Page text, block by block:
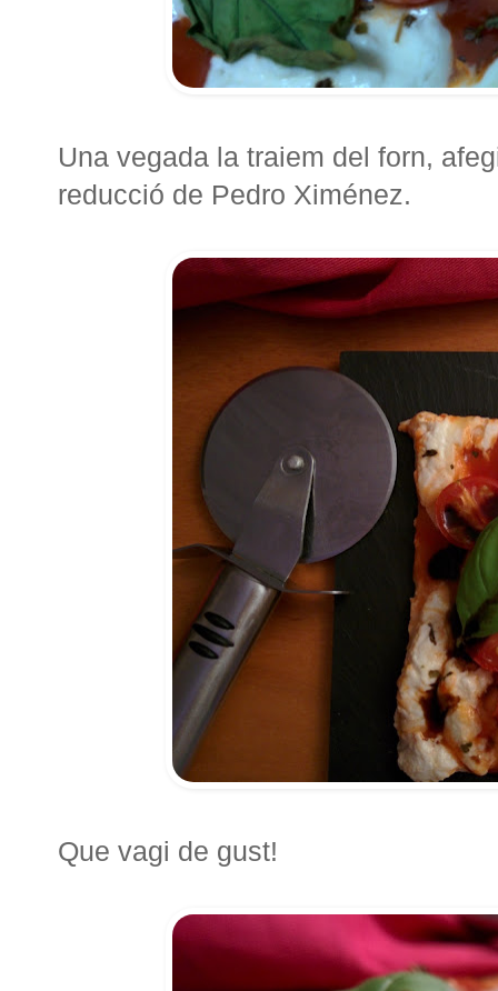
Una vegada la traiem del forn,
reducció de Pedro Ximénez.
Que vagi de gust!